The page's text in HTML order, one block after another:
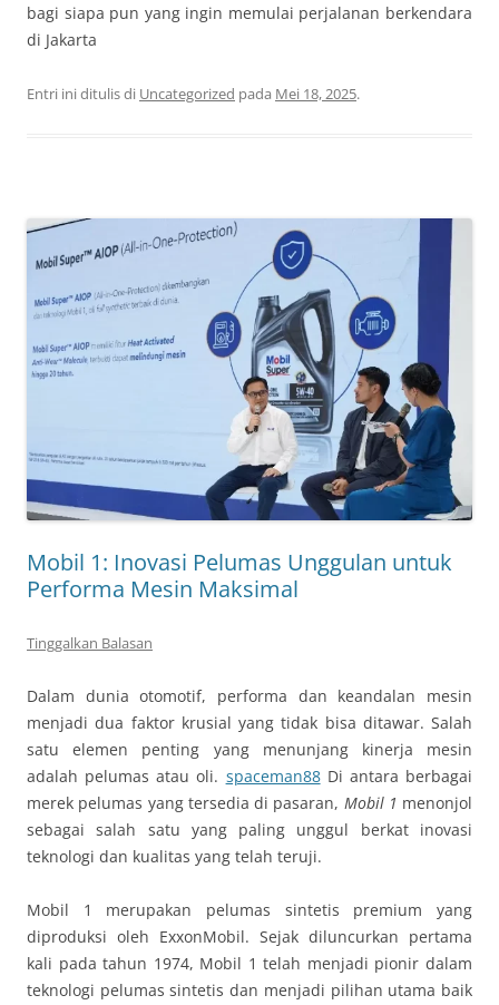
bagi siapa pun yang ingin memulai perjalanan berkendara
di Jakarta
Entri ini ditulis di Uncategorized pada Mei 18, 2025.
Mobil 1: Inovasi Pelumas Unggulan untuk
Performa Mesin Maksimal
Tinggalkan Balasan
Dalam dunia otomotif, performa dan keandalan mesin
menjadi dua faktor krusial yang tidak bisa ditawar. Salah
satu elemen penting yang menunjang kinerja mesin
adalah pelumas atau oli. spaceman88Di antara berbagai
merek pelumas yang tersedia di pasaran, Mobil 1 menonjol
sebagai salah satu yang paling unggul berkat inovasi
teknologi dan kualitas yang telah teruji.
Mobil 1 merupakan pelumas sintetis premium yang
diproduksi oleh ExxonMobil. Sejak diluncurkan pertama
kali pada tahun 1974, Mobil 1 telah menjadi pionir dalam
teknologi pelumas sintetis dan menjadi pilihan utama baik